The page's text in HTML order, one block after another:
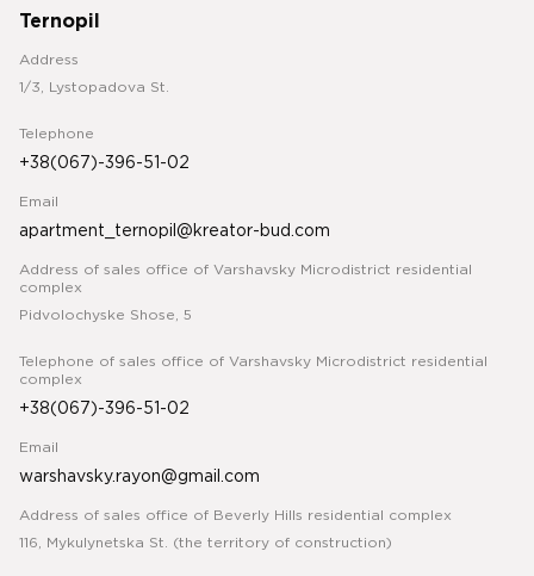
Ternopil
Address
1/3, Lystopadova St.
Telephone
+38(067)-396-51-02
Email
apartment_ternopil@kreator-bud.com
Address of sales office of Varshavsky Microdistrict residential
complex
Pidvolochyske Shose, 5
Telephone of sales office of Varshavsky Microdistrict residential
complex
+38(067)-396-51-02
Email
warshavsky.rayon@gmail.com
Address of sales office of Beverly Hills residential complex
116, Mykulynetska St. (the territory of construction)